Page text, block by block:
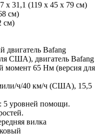
х 31,1 (119 х 45 х 79 см)
см)
см)
двигатель Bafang
США), двигатель Bafang
момент 65 Нм (версия для
ч/40 км/ч (США), 15,5
5 уровней помощи.
вилка